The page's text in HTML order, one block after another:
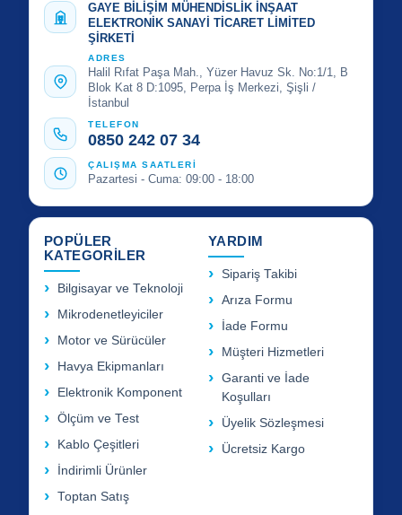
GAYE BİLİŞİM MÜHENDİSLİK İNŞAAT
ELEKTRONİK SANAYİ TİCARET LİMİTED
ŞİRKETİ
ADRES
Halil Rıfat Paşa Mah., Yüzer Havuz Sk. No:1/1, B
Blok Kat 8 D:1095, Perpa İş Merkezi, Şişli /
İstanbul
TELEFON
0850 242 07 34
ÇALIŞMA SAATLERİ
Pazartesi - Cuma: 09:00 - 18:00
POPÜLER
KATEGORİLER
Bilgisayar ve Teknoloji
Mikrodenetleyiciler
Motor ve Sürücüler
Havya Ekipmanları
Elektronik Komponent
Ölçüm ve Test
Kablo Çeşitleri
İndirimli Ürünler
Toptan Satış
YARDIM
Sipariş Takibi
Arıza Formu
İade Formu
Müşteri Hizmetleri
Garanti ve İade
Koşulları
Üyelik Sözleşmesi
Ücretsiz Kargo